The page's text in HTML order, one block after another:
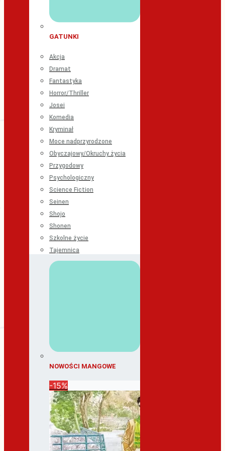
GATUNKI
Akcja
Dramat
Fantastyka
Horror/Thriller
Josei
Komedia
Kryminał
Moce nadprzyrodzone
Obyczajowy/Okruchy życia
Przygodowy
Psychologiczny
Science Fiction
Seinen
Shojo
Shonen
Szkolne życie
Tajemnica
NOWOŚCI MANGOWE
-15%